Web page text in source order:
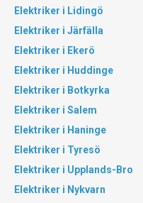
Elektriker i Lidingö
Elektriker i Järfälla
Elektriker i Ekerö
Elektriker i Huddinge
Elektriker i Botkyrka
Elektriker i Salem
Elektriker i Haninge
Elektriker i Tyresö
Elektriker i Upplands-Bro
Elektriker i Nykvarn